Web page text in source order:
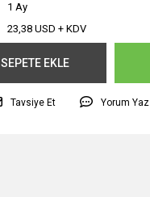
1 Ay
23,38 USD + KDV
SEPETE EKLE
Tavsiye Et Yorum Yaz